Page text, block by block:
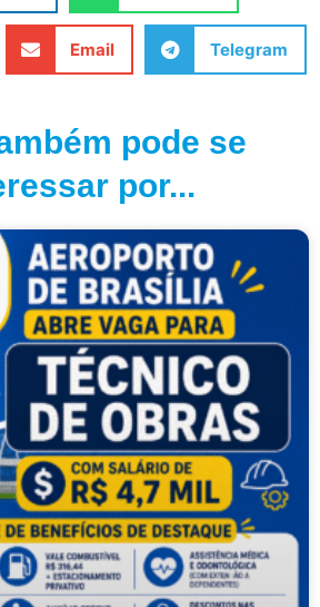
Email Telegram
pode se
por...